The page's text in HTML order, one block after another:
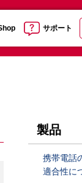
サポート
製品
携帯電話
適合性に